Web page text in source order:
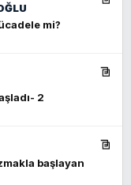
mi?
2
başlayan